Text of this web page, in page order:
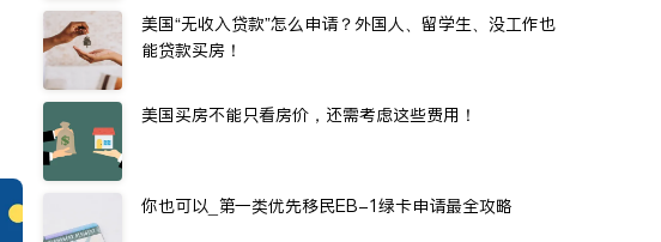
美国“无收入贷款”怎么申请？外国人、留学生、没工作也
能贷款买房！
美国买房不能只看房价，还需考虑这些费用！
你也可以_第一类优先移民EB-1绿卡申请最全攻略